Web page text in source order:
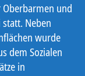
und
Neben
wurde
dem Sozialen
in